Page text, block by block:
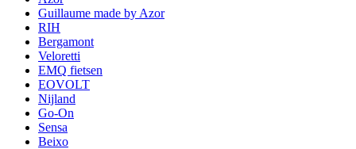
Guillaume made by Azor
RIH
Bergamont
Veloretti
EMQ fietsen
EOVOLT
Nijland
Go-On
Sensa
Beixo